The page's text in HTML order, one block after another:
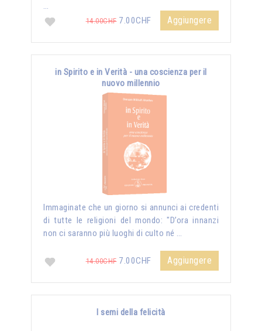
…
14.00CHF7.00CHF Aggiungere
in Spirito e in Verità - una coscienza per il
nuovo millennio
Immaginate che un giorno si annunci ai credenti
di tutte le religioni del mondo: "D’ora innanzi
non ci saranno più luoghi di culto né …
14.00CHF7.00CHF Aggiungere
I semi della felicità